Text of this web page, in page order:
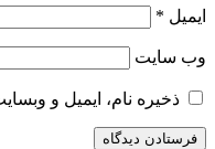
ایمیل *
وب‌ سایت
ذخیره نام، ایمیل و